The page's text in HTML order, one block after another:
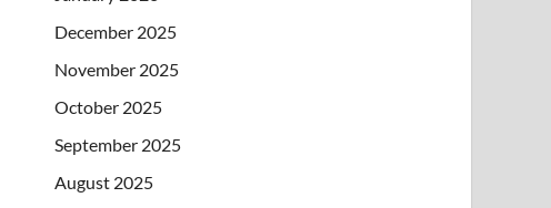
December 2025
November 2025
October 2025
September 2025
August 2025